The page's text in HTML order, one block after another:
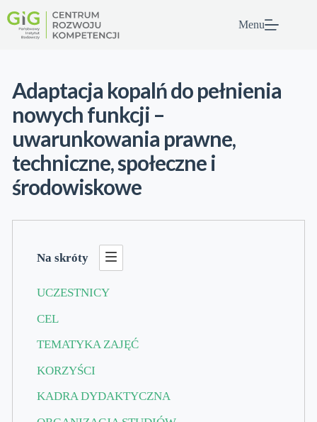
do
treści
Menu
Adaptacja kopalń do pełnienia
nowych funkcji –
uwarunkowania prawne,
techniczne, społeczne i
środowiskowe
Na skróty
UCZESTNICY
CEL
TEMATYKA ZAJĘĆ
KORZYŚCI
KADRA DYDAKTYCZNA